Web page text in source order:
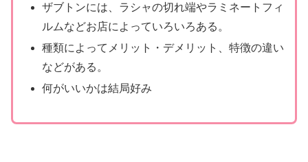
ザブトンには、ラシャの切れ端やラミネートフィ
ルムなどお店によっていろいろある。
種類によってメリット・デメリット、特徴の違い
などがある。
何がいいかは結局好み